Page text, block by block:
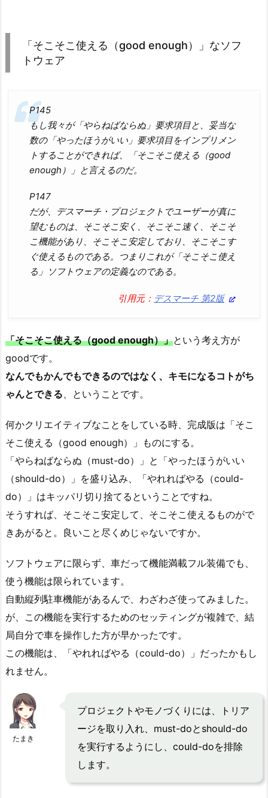
「そこそこ使える（good enough）」なソフ
トウェア
P145
もし我々が「やらねばならぬ」要求項目と、妥当な
数の「やったほうがいい」要求項目をインプリメン
トすることができれば、「そこそこ使える（good
enough）」と言えるのだ。
P147
だが、デスマーチ・プロジェクトでユーザーが真に
望むものは、そこそこ安く、そこそこ速く、そこそ
こ機能があり、そこそこ安定しており、そこそこす
ぐ使えるものである。つまりこれが「そこそこ使え
る」ソフトウェアの定義なのである。
引用元： デスマーチ 第2版
「そこそこ使える（good enough）」という考え方が
goodです。
なんでもかんでもできるのではなく、キモになるコトがち
ゃんとできる、ということです。
何かクリエイティブなことをしている時、完成版は「そこ
そこ使える（good enough）」ものにする。
「やらねばならぬ（must-do）」と「やったほうがいい
（should-do）」を盛り込み、「やれればやる（could-
do）」はキッパリ切り捨てるということですね。
そうすれば、そこそこ安定して、そこそこ使えるものがで
きあがると。良いこと尽くめじゃないですか。
ソフトウェアに限らず、車だって機能満載フル装備でも、
使う機能は限られています。
自動縦列駐車機能があるんで、わざわざ使ってみました。
が、この機能を実行するためのセッティングが複雑で、結
局自分で車を操作した方が早かったです。
この機能は、「やれればやる（could-do）」だったかもし
れません。
たまき
プロジェクトやモノづくりには、トリア
ージを取り入れ、must-doとshould-do
を実行するようにし、could-doを排除
します。